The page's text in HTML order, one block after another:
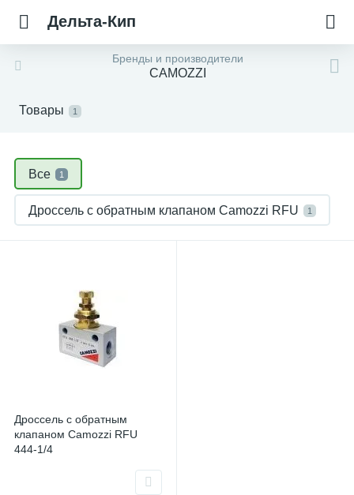
Дельта-Кип
Бренды и производители
CAMOZZI
Товары 1
Все 1
Дроссель с обратным клапаном Camozzi RFU 1
Дроссель с обратным
клапаном Camozzi RFU
444-1/4